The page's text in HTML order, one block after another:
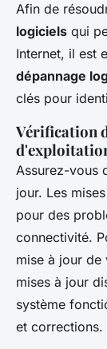
Afin de
logiciels qui
Internet, il est
dépannage
clés pour
Vérification
Assurez-vous
jour. Les
pour des
connectivité.
mise à jour de
mises à jour
système
et corrections.